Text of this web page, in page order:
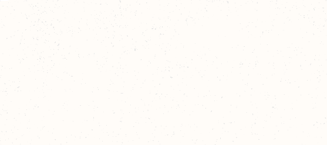
+351 244 695 888
244 881 200
Leiria - Gândara